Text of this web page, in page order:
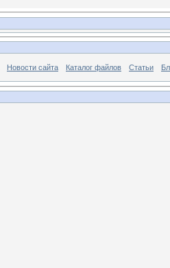
Новости сайта Каталог файлов Статьи